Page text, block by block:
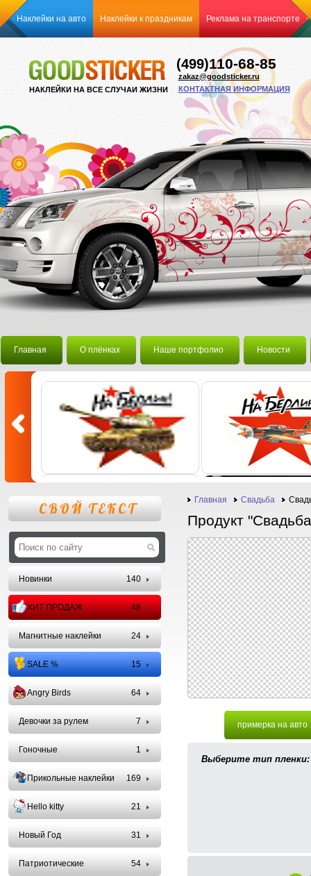
Наклейки на авто Наклейки к праздникам Реклама на транспорте
НАКЛЕЙКИ НА ВСЕ СЛУЧАИ ЖИЗНИ
(499)110-68-85
zakaz@goodsticker.ru
КОНТАКТНАЯ ИНФОРМАЦИЯ
Главная О плёнках Наше портфолио Новости
Главная Свадьба
Продукт
примерка на авто
Выберите тип пленки:
СВОЙ ТЕКСТ
Новинки 140
ХИТ ПРОДАЖ 48
Магнитные наклейки 24
SALE % 15
Angry Birds 64
Девочки за рулем 7
Гоночные 1
Прикольные наклейки 169
Hello kitty 21
Новый Год 31
Патриотические 54